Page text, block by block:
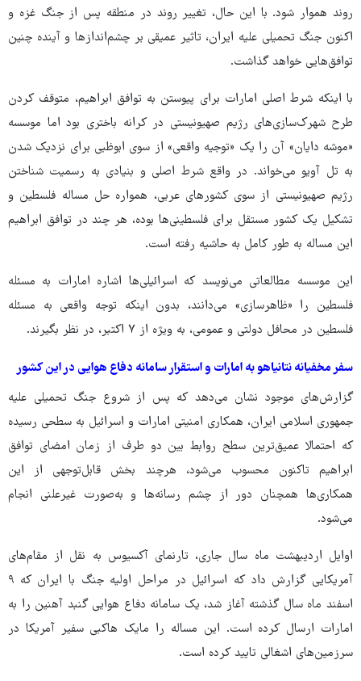
روند هموار شود. با این حال، تغییر روند در منطقه پس از جنگ غزه و
اکنون جنگ تحمیلی علیه ایران، تاثیر عمیقی بر چشم‌اندازها و آینده چنین
توافق‌هایی خواهد گذاشت.
با اینکه شرط اصلی امارات برای پیوستن به توافق ابراهیم، متوقف کردن
طرح شهرک‌سازی‌های رژیم صهیونیستی در کرانه باختری بود اما موسسه
«موشه دایان» آن را یک «توجیه واقعی» از سوی ابوظبی برای نزدیک شدن
به تل آویو می‌خواند. در واقع شرط اصلی و بنیادی به رسمیت شناختن
رژیم صهیونیستی از سوی کشورهای عربی، همواره حل مساله فلسطین و
تشکیل یک کشور مستقل برای فلسطینی‌ها بوده، هر چند در توافق ابراهیم
این مساله به طور کامل به حاشیه رفته است.
این موسسه مطالعاتی می‌نویسد که اسرائیلی‌ها اشاره امارات به مسئله
فلسطین را «ظاهرسازی» می‌دانند، بدون اینکه توجه واقعی به مسئله
فلسطین در محافل دولتی و عمومی، به ویژه از ۷ اکتبر، در نظر بگیرند.
سفر مخفیانه نتانیاهو به امارات و استقرار سامانه دفاع هوایی در این کشور
گزارش‌های موجود نشان می‌دهد که پس از شروع جنگ تحمیلی علیه
جمهوری اسلامی ایران، همکاری امنیتی امارات و اسرائیل به سطحی رسیده
که احتمالا عمیق‌ترین سطح روابط بین دو طرف از زمان امضای توافق
ابراهیم تاکنون محسوب می‌شود، هرچند بخش قابل‌توجهی از این
همکاری‌ها همچنان دور از چشم رسانه‌ها و به‌صورت غیرعلنی انجام
می‌شود.
اوایل اردیبهشت ماه سال جاری، تارنمای آکسیوس به نقل از مقام‌های
آمریکایی گزارش داد که اسرائیل در مراحل اولیه جنگ با ایران که ۹
اسفند ماه سال گذشته آغاز شد، یک سامانه دفاع هوایی گنبد آهنین را به
امارات ارسال کرده است. این مساله را مایک هاکبی سفیر آمریکا در
سرزمین‌های اشغالی تایید کرده است.